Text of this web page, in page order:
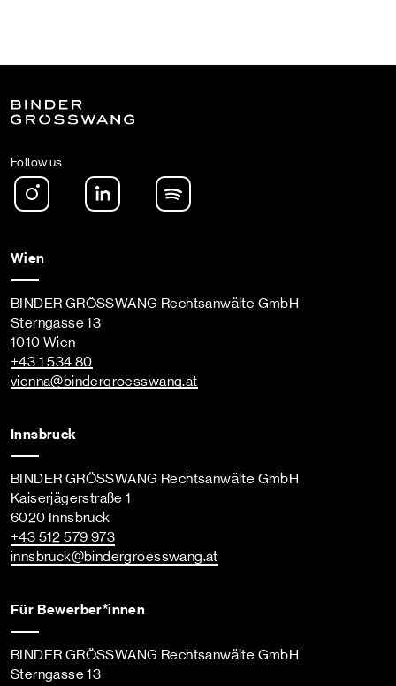
Follow us
Instagram LinkedIn
Wien
BINDER GRÖSSWANG Rechtsanwälte GmbH
Sterngasse 13
1010 Wien
+43 1 534 80
vienna@bindergroesswang.at
Innsbruck
BINDER GRÖSSWANG Rechtsanwälte GmbH
Kaiserjägerstraße 1
6020 Innsbruck
+43 512 579 973
innsbruck@bindergroesswang.at
Für Bewerber*innen
BINDER GRÖSSWANG Rechtsanwälte GmbH
Sterngasse 13